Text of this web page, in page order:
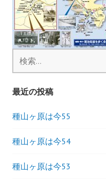
ョ
ン
最近の投稿
種山ヶ原は今55
種山ヶ原は今54
種山ヶ原は今53